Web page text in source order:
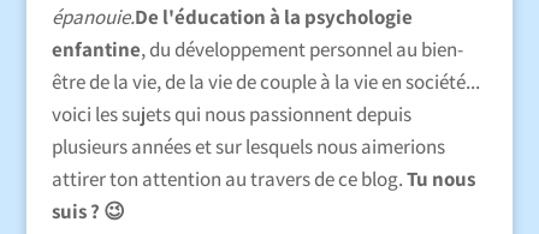
épanouie.De l'éducation à la psychologie
enfantine, du développement personnel au bien-
être de la vie, de la vie de couple à la vie en société...
voici les sujets qui nous passionnent depuis
plusieurs années et sur lesquels nous aimerions
attirer ton attention au travers de ce blog.Tu nous
suis ? 😉